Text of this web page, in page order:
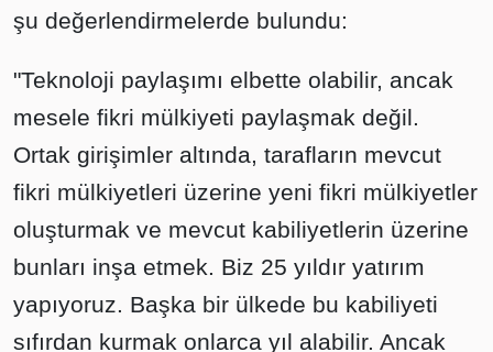
şu değerlendirmelerde bulundu:
"Teknoloji paylaşımı elbette olabilir, ancak
mesele fikri mülkiyeti paylaşmak değil.
Ortak girişimler altında, tarafların mevcut
fikri mülkiyetleri üzerine yeni fikri mülkiyetler
oluşturmak ve mevcut kabiliyetlerin üzerine
bunları inşa etmek. Biz 25 yıldır yatırım
yapıyoruz. Başka bir ülkede bu kabiliyeti
sıfırdan kurmak onlarca yıl alabilir. Ancak